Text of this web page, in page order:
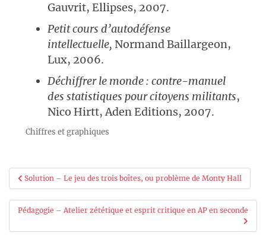
Gauvrit, Ellipses, 2007.
Petit cours d’autodéfense
intellectuelle, Normand Baillargeon,
Lux, 2006.
Déchiffrer le monde : contre-manuel
des statistiques pour citoyens militants,
Nico Hirtt, Aden Editions, 2007.
Chiffres et graphiques
Navigation
de
l’article
Solution – Le jeu des trois boîtes, ou problème de Monty Hall
Pédagogie – Atelier zététique et esprit critique en AP en seconde